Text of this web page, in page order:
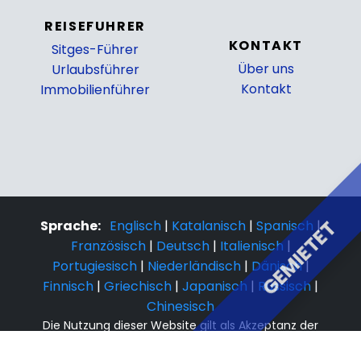
GEMIETET
REISEFUHRER
Sitges-Führer
Urlaubsführer
Immobilienführer
KONTAKT
Über uns
Kontakt
Sprache: Englisch | Katalanisch | Spanisch |
Französisch | Deutsch | Italienisch|
Portugiesisch | Niederländisch | Dänisch|
Finnisch | Griechisch | Japanisch | Russisch|
Chinesisch
Die Nutzung dieser Website gilt als Akzeptanz der